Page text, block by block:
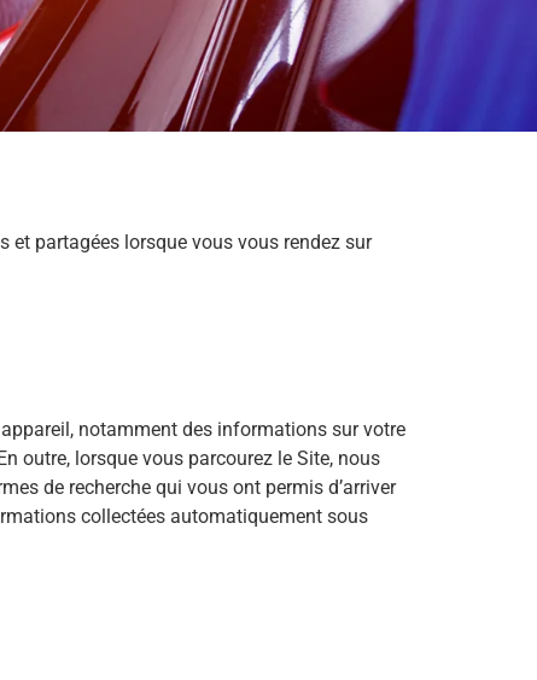
partagées lorsque vous vous rendez sur
notamment des informations sur votre
outre, lorsque vous parcourez le Site, nous
de recherche qui vous ont permis d’arriver
collectées automatiquement sous